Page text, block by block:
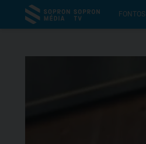
FONTOS